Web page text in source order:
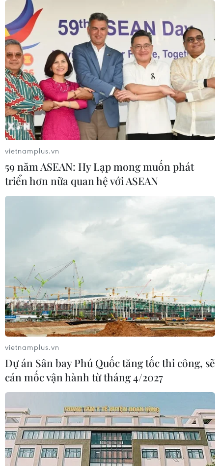
Doanh nghiệp BOT sẽ được tự quyết định
mức phí thu trên đường cao tốc?
14/05/2020 06:50
Cao tốc là đường chất lượng cao, đường tốt, phương
tiện đi vào sẽ phải trả tiền nhưng nếu nhà đầu tư đưa ra
mức giá cao quá dẫn đến phương tiện sẽ không đi vào.
Lý giải 8 dự án cao tốc Bắc-Nam phải
chuyển đổi sang đầu tư công
15/05/2020 13:32
Theo Bộ Giao thông Vận tải, việc sử dụng 100% vốn
ngân sách Nhà nước đầu tư 8 dự án cao tốc Bắc-Nam
sẽ thuận lợi hơn về tiến độ và hiệu quả sử dụng vốn nếu
đảm bảo được nguồn vốn.
vietnamplus.vn
59 năm ASEAN: Hy Lạp mong muốn phát
triển hơn nữa quan hệ với ASEAN
vietnamplus.vn
Dự án Sân bay Phú Quốc tăng tốc thi công, sẽ
cán mốc vận hành từ tháng 4/2027